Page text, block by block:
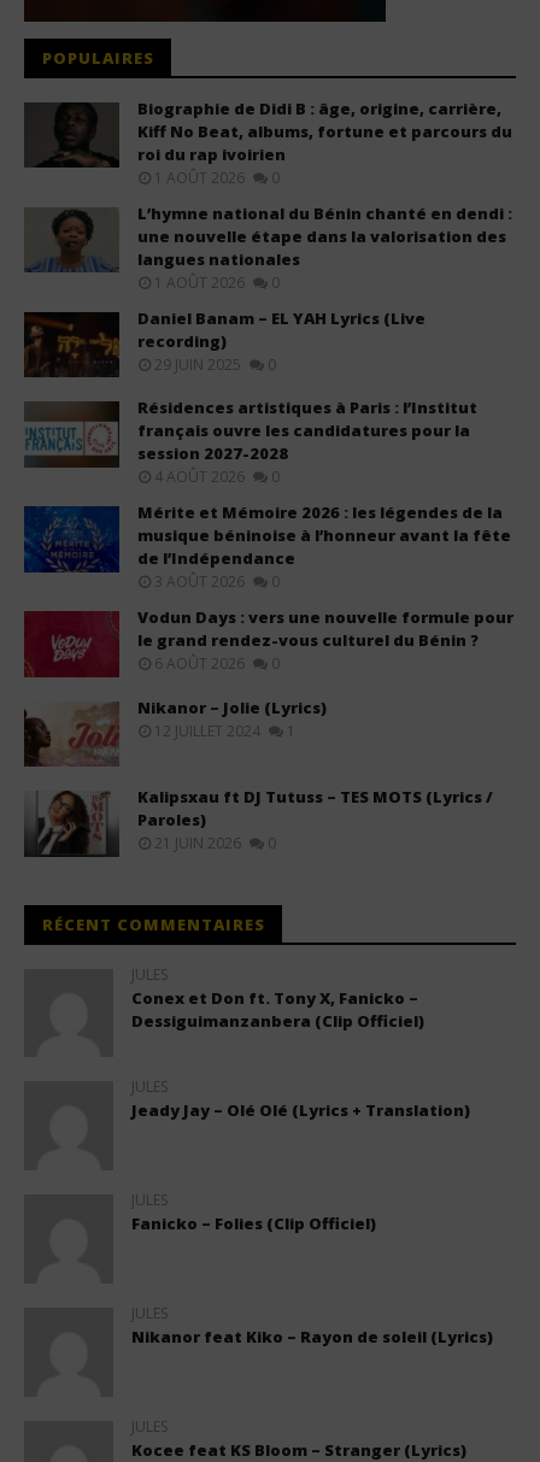
POPULAIRES
Biographie de Didi B : âge, origine, carrière,
Kiff No Beat, albums, fortune et parcours du
roi du rap ivoirien
1 AOÛT 2026 0
L’hymne national du Bénin chanté en dendi :
une nouvelle étape dans la valorisation des
langues nationales
1 AOÛT 2026 0
Daniel Banam – EL YAH Lyrics (Live
recording)
29 JUIN 2025 0
Résidences artistiques à Paris : l’Institut
français ouvre les candidatures pour la
session 2027-2028
4 AOÛT 2026 0
Mérite et Mémoire 2026 : les légendes de la
musique béninoise à l’honneur avant la fête
de l’Indépendance
3 AOÛT 2026 0
Vodun Days : vers une nouvelle formule pour
le grand rendez-vous culturel du Bénin ?
6 AOÛT 2026 0
Nikanor – Jolie (Lyrics)
12 JUILLET 2024 1
Kalipsxau ft DJ Tutuss – TES MOTS (Lyrics /
Paroles)
21 JUIN 2026 0
RÉCENT COMMENTAIRES
JULES
Conex et Don ft. Tony X, Fanicko –
Dessiguimanzanbera (Clip Officiel)
JULES
Jeady Jay – Olé Olé (Lyrics + Translation)
JULES
Fanicko – Folies (Clip Officiel)
JULES
Nikanor feat Kiko – Rayon de soleil (Lyrics)
JULES
Kocee feat KS Bloom – Stranger (Lyrics)